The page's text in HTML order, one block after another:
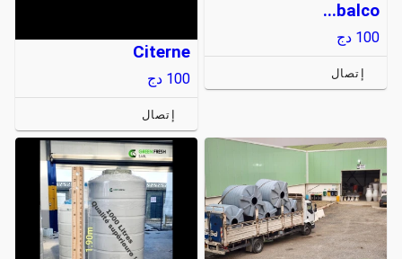
balco...
100 دج
إتصال
Citerne
100 دج
إتصال